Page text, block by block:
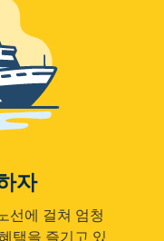
자
선에 걸쳐 엄청
택을 즐기고 있